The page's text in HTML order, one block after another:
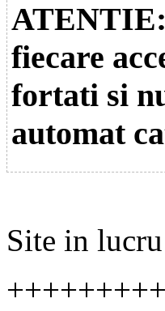
fiecare
fortati si
automat
Site in